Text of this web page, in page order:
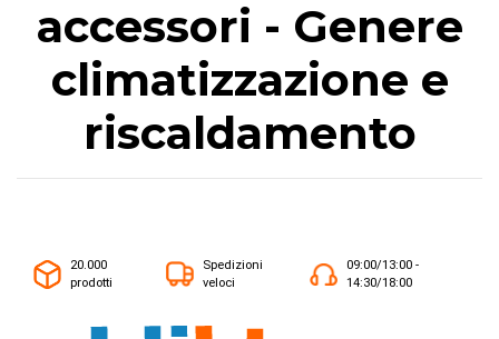
accessori - Genere
climatizzazione e
riscaldamento
20.000
prodotti
Spedizioni
veloci
09:00/13:00 -
14:30/18:00